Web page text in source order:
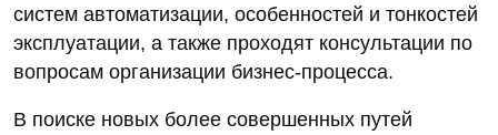
систем автоматизации, особенностей и тонкостей
эксплуатации, а также проходят консультации по
вопросам организации бизнес-процесса.
В поиске новых более совершенных путей